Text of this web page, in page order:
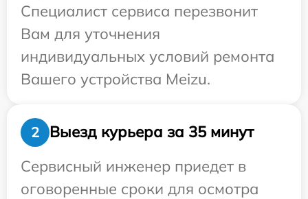
Специалист сервиса перезвонит
Вам для уточнения
индивидуальных условий ремонта
Вашего устройства Meizu.
2
Выезд курьера за 35 минут
Сервисный инженер приедет в
оговоренные сроки для осмотра